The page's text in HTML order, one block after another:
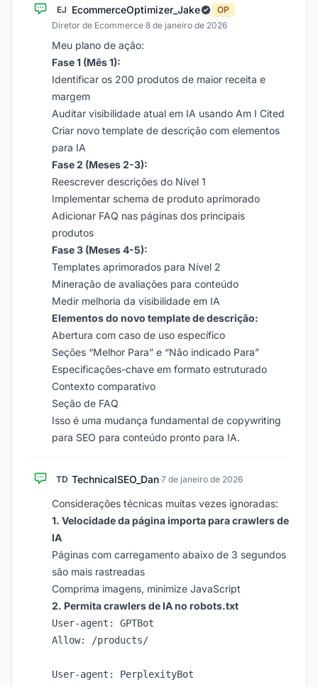
EJ EcommerceOptimizer_Jake
OP
Diretor de Ecommerce·8 de janeiro de 2026
Meu plano de ação:
Fase 1 (Mês 1):
Identificar os 200 produtos de maior receita e
margem
Auditar visibilidade atual em IA usando Am I Cited
Criar novo template de descrição com elementos
para IA
Fase 2 (Meses 2-3):
Reescrever descrições do Nível 1
Implementar schema de produto aprimorado
Adicionar FAQ nas páginas dos principais
produtos
Fase 3 (Meses 4-5):
Templates aprimorados para Nível 2
Mineração de avaliações para conteúdo
Medir melhoria da visibilidade em IA
Elementos do novo template de descrição:
Abertura com caso de uso específico
Seções “Melhor Para” e “Não indicado Para”
Especificações-chave em formato estruturado
Contexto comparativo
Seção de FAQ
Isso é uma mudança fundamental de copywriting
para SEO para conteúdo pronto para IA.
TD TechnicalSEO_Dan·7 de janeiro de 2026
Considerações técnicas muitas vezes ignoradas:
1. Velocidade da página importa para crawlers de
IA
Páginas com carregamento abaixo de 3 segundos
são mais rastreadas
Comprima imagens, minimize JavaScript
2. Permita crawlers de IA no robots.txt
User-agent: GPTBot
Allow: /products/
User-agent: PerplexityBot